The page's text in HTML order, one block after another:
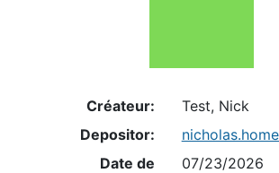
Créateur:
Test, Nick
Depositor:
Date de
07/23/2026